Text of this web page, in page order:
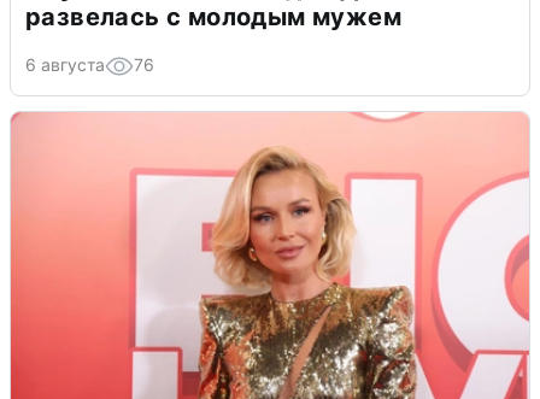
развелась с молодым мужем
6 августа 76